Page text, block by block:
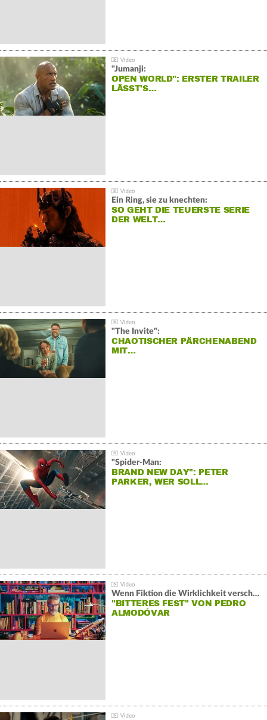
"Jumanji:
OPEN WORLD": ERSTER TRAILER
LÄSST'S…
Ein Ring, sie zu knechten:
SO GEHT DIE TEUERSTE SERIE
DER WELT…
"The Invite":
CHAOTISCHER PÄRCHENABEND
MIT…
"Spider-Man:
BRAND NEW DAY": PETER
PARKER, WER SOLL…
Wenn Fiktion die Wirklichkeit verschiebt:
"BITTERES FEST" VON PEDRO
ALMODÓVAR